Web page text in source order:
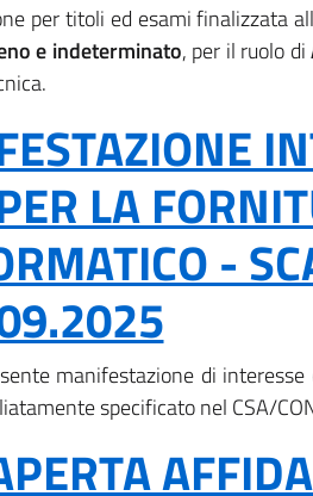
per titoli ed esami finalizzata
e indeterminato, per il ruolo di
LA
-
manifestazione di
specificato nel CSA/